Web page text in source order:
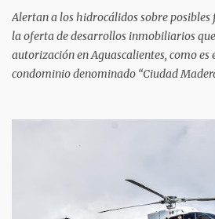
nivel global.
Alertan a los hidrocálidos sobre posibles
la oferta de desarrollos inmobiliarios
autorización en Aguascalientes, como es
condominio denominado “Ciudad
estado, específicamente Jalisco, por lo
información y puede inducir a error a las
adquirir un inmueble. "Hay unos